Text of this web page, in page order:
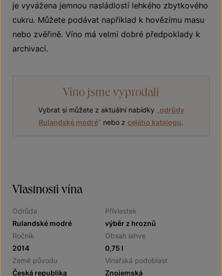
je vyvážena jemnou nasládlostí lehkého zbytkového
cukru. Můžete podávat například k hovězímu masu
nebo zvěřině. Víno má velmi dobré předpoklady k
archivaci.
Víno jsme vyprodali
Vybrat si můžete z aktuální nabídky
odrůdy
Rulandské modré“ nebo z celého katalogu.
Vlastnosti vína
Odrůda
Rulandské modré
Přívlastek
výběr z hroznů
Ročník
2014
Obsah lahve
0,75 l
Země původu
Česká republika
Vinařská podoblast
Znojemská